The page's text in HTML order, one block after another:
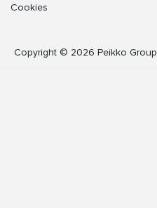
Cookies
Copyright © 2026 Peikko Group